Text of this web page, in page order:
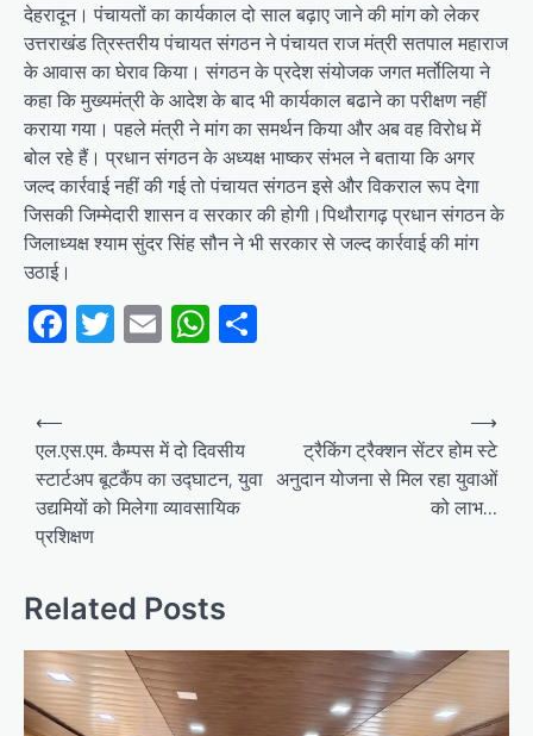
देहरादून। पंचायतों का कार्यकाल दो साल बढ़ाए जाने की मांग को लेकर
उत्तराखंड त्रिस्तरीय पंचायत संगठन ने पंचायत राज मंत्री सतपाल महाराज
के आवास का घेराव किया। संगठन के प्रदेश संयोजक जगत मर्तोलिया ने
कहा कि मुख्यमंत्री के आदेश के बाद भी कार्यकाल बढाने का परीक्षण नहीं
कराया गया। पहले मंत्री ने मांग का समर्थन किया और अब वह विरोध में
बोल रहे हैं। प्रधान संगठन के अध्यक्ष भाष्कर संभल ने बताया कि अगर
जल्द कार्रवाई नहीं की गई तो पंचायत संगठन इसे और विकराल रूप देगा
जिसकी जिम्मेदारी शासन व सरकार की होगी।पिथौरागढ़ प्रधान संगठन के
जिलाध्यक्ष श्याम सुंदर सिंह सौन ने भी सरकार से जल्द कार्रवाई की मांग
उठाई।
Facebook
Twitter
EmailWhatsApp
Post
navigation
⟵
एल.एस.एम. कैम्पस में दो दिवसीय
स्टार्टअप बूटकैंप का उद्घाटन, युवा
उद्यमियों को मिलेगा व्यावसायिक
प्रशिक्षण
ट्रैकिंग ट्रैक्शन सेंटर होम स्टे
अनुदान योजना से मिल रहा युवाओं
को लाभ…
⟶
Related Posts